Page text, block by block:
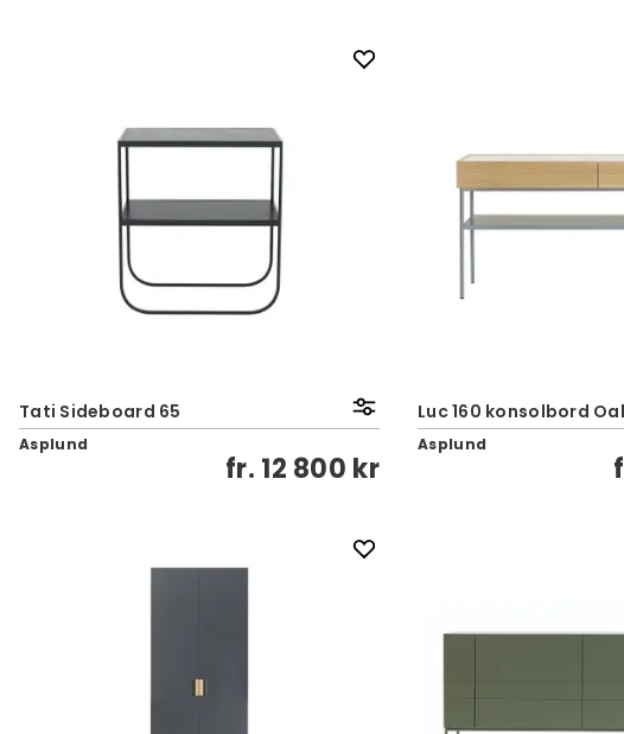
Tati Sideboard 65
Asplund
fr. 12 800 kr
Luc 160 konsolbord
Asplund